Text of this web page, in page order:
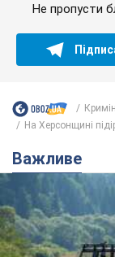
Не пропусти
На Херсонщині
Важливе